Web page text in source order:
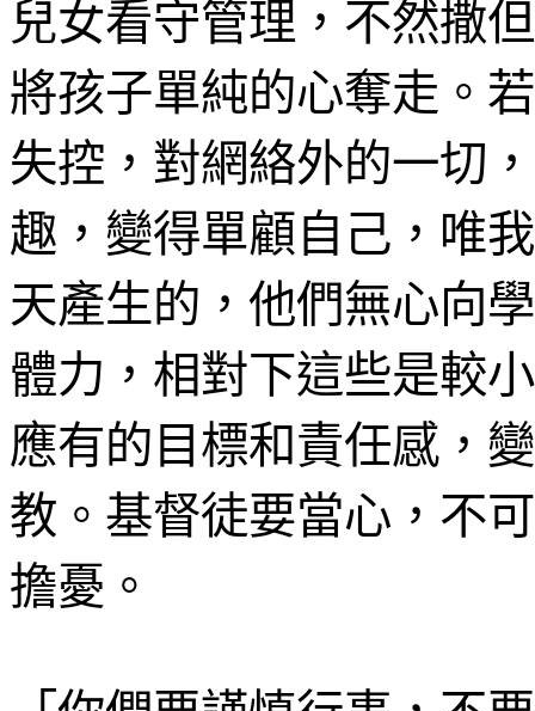
兒女看守管理，不然撒
將孩子單純的心奪走。
失控，對網絡外的一切
趣，變得單顧自己，唯
天產生的，他們無心向
體力，相對下這些是較
應有的目標和責任感，
教。 基督徒要當心， 不
擔憂。